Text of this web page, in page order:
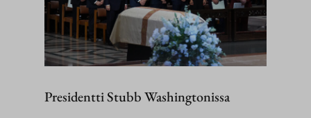
Presidentti Stubb Washingtonissa